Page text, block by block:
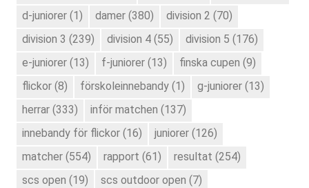
d-juniorer (1) damer (380) division 2 (70)
division 3 (239) division 4 (55) division 5 (176)
e-juniorer (13) f-juniorer (13) finska cupen (9)
flickor (8) förskoleinnebandy (1) g-juniorer (13)
herrar (333) inför matchen (137)
innebandy för flickor (16) juniorer (126)
matcher (554) rapport (61) resultat (254)
scs open (19) scs outdoor open (7)